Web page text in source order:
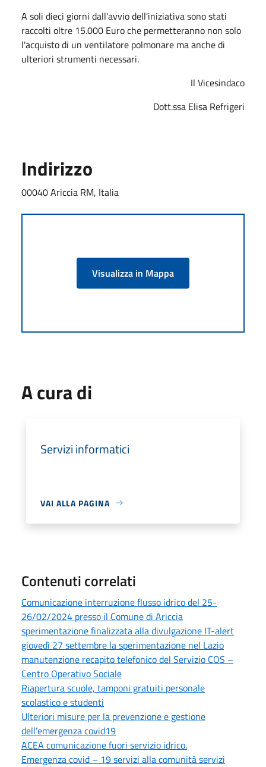
A soli dieci giorni dall'avvio dell'iniziativa sono stati
raccolti oltre 15.000 Euro che permetteranno non solo
l'acquisto di un ventilatore polmonare ma anche di
ulteriori strumenti necessari.
Il Vicesindaco
Dott.ssa Elisa Refrigeri
Indirizzo
00040 Ariccia RM, Italia
Visualizza in Mappa
A cura di
Servizi informatici
VAI ALLA PAGINA
Contenuti correlati
Comunicazione interruzione flusso idrico del 25-
26/02/2024 presso il Comune di Ariccia
sperimentazione finalizzata alla divulgazione IT-alert
giovedì 27 settembre la sperimentazione nel Lazio
manutenzione recapito telefonico del Servizio COS –
Centro Operativo Sociale
Riapertura scuole, tamponi gratuiti personale
scolastico e studenti
Ulteriori misure per la prevenzione e gestione
dell’emergenza covid19
ACEA comunicazione fuori servizio idrico.
Emergenza covid – 19 servizi alla comunità servizi